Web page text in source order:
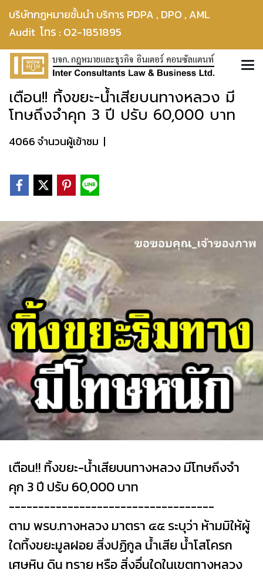
บริษัทกฎหมายชั้นนำ บริการ PDPA , DPO , AML
Audit โทร : 02-1851895
เตือน!! ทิ้งขยะ-น้ำเสียบนทางหลวง มี
โทษถึงจำคุก 3 ปี ปรับ 60,000 บาท
4066 จำนวนผู้เข้าชม |
เตือน!! ทิ้งขยะ-น้ำเสียบนทางหลวง มีโทษถึงจำ
คุก 3 ปี ปรับ 60,000 บาท
-----------------------------------
ตาม พรบ.ทางหลวง มาตรา ๔๕ ระบุว่า ห้ามมิให้ผู้
ใดทิ้งขยะมูลฝอย สิ่งปฏิกูล น้ำเสีย น้ำโสโครก
เศษหิน ดิน ทราย หรือ สิ่งอื่นใดในเขตทางหลวง